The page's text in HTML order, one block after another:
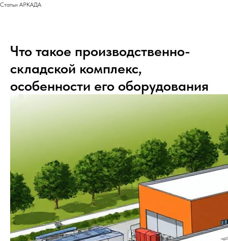
Статьи АРКАДА
Что такое производственно-
складской комплекс,
особенности его оборудования